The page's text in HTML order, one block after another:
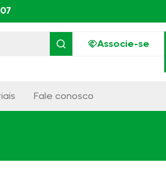
Associe-se
Fale conosco